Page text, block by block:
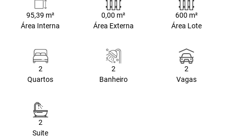
95,39 m²
Área Interna
0,00 m²
Área Externa
600 m²
Área Lote
2
Quartos
2
Banheiro
2
Vagas
2
Suite